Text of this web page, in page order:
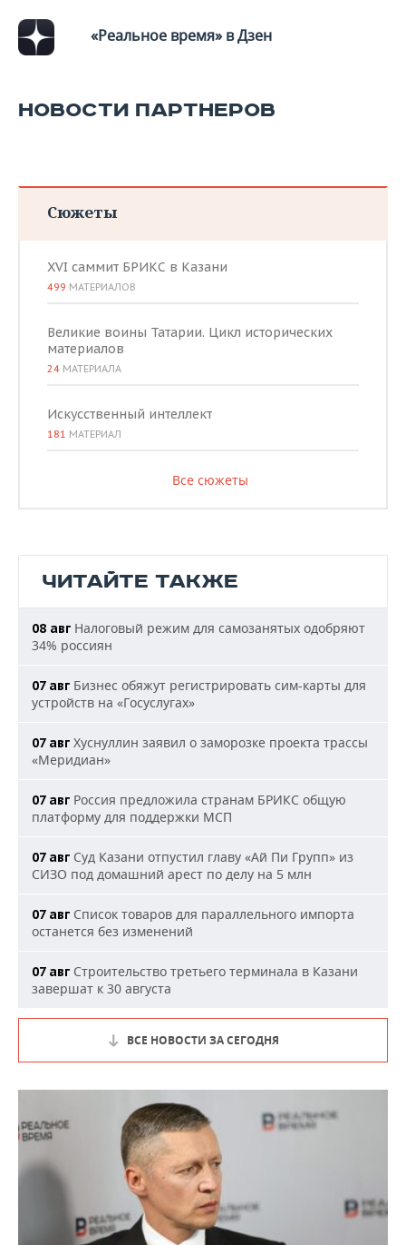
«Реальное время» в Дзен
НОВОСТИ ПАРТНЕРОВ
Сюжеты
XVI саммит БРИКС в Казани
499 МАТЕРИАЛОВ
Великие воины Татарии. Цикл исторических
материалов
24 МАТЕРИАЛА
Искусственный интеллект
181 МАТЕРИАЛ
Все сюжеты
ЧИТАЙТЕ ТАКЖЕ
08 авг Налоговый режим для самозанятых одобряют
34% россиян
07 авг Бизнес обяжут регистрировать сим-карты для
устройств на «Госуслугах»
07 авг Хуснуллин заявил о заморозке проекта трассы
«Меридиан»
07 авг Россия предложила странам БРИКС общую
платформу для поддержки МСП
07 авг Суд Казани отпустил главу «Ай Пи Групп» из
СИЗО под домашний арест по делу на 5 млн
07 авг Список товаров для параллельного импорта
останется без изменений
07 авг Строительство третьего терминала в Казани
завершат к 30 августа
ВСЕ НОВОСТИ ЗА СЕГОДНЯ